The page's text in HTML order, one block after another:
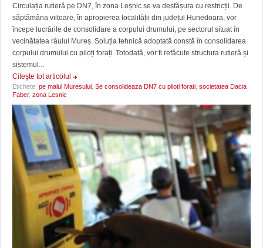
Circulația rutieră pe DN7, în zona Leșnic se va desfășura cu restricții. De
săptămâna viitoare, în apropierea localității din județul Hunedoara, vor
începe lucrările de consolidare a corpului drumului, pe sectorul situat în
vecinătatea râului Mureș. Soluția tehnică adoptată constă în consolidarea
corpului drumului cu piloți forați. Totodată, vor fi refăcute structura rutieră și
sistemul...
Citeşte tot articolul
Etichete: pe malul Muresului, Se consolideaza DN7 cu piloti forati, societatea Dacia
Faber, zona Lesnic